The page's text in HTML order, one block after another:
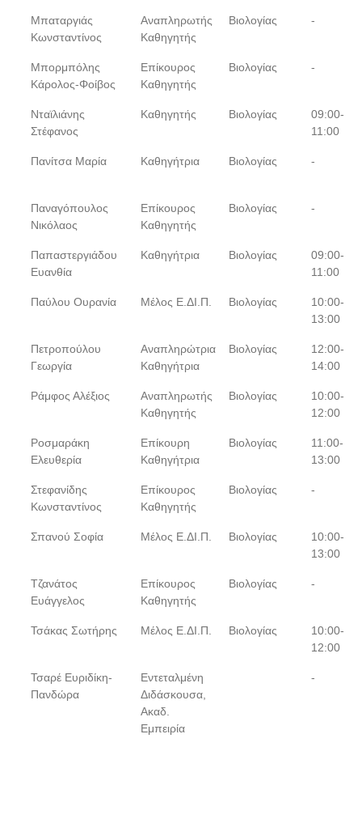
Μπαταργιάς
Κωνσταντίνος
Αναπληρωτής
Καθηγητής
Βιολογίας -
Μπορμπόλης
Κάρολος-Φοίβος
Επίκουρος
Καθηγητής
Βιολογίας -
Νταϊλιάνης
Στέφανος
Καθηγητής Βιολογίας
09:00-
11:00
Πανίτσα Μαρία Καθηγήτρια Βιολογίας -
Παναγόπουλος
Νικόλαος
Επίκουρος
Καθηγητής
Βιολογίας -
Παπαστεργιάδου
Ευανθία
Καθηγήτρια Βιολογίας
09:00-
11:00
Παύλου Ουρανία Μέλος Ε.ΔΙ.Π. Βιολογίας
10:00-
13:00
Πετροπούλου
Γεωργία
Αναπληρώτρια
Καθηγήτρια
Βιολογίας
12:00-
14:00
Ράμφος Αλέξιος
Αναπληρωτής
Καθηγητής
Βιολογίας
10:00-
12:00
Ροσμαράκη
Ελευθερία
Επίκουρη
Καθηγήτρια
Βιολογίας
11:00-
13:00
Στεφανίδης
Κωνσταντίνος
Επίκουρος
Καθηγητής
Βιολογίας -
Σπανού Σοφία Μέλος Ε.ΔΙ.Π. Βιολογίας
10:00-
13:00
Τζανάτος
Ευάγγελος
Επίκουρος
Καθηγητής
Βιολογίας -
Τσάκας Σωτήρης Μέλος Ε.ΔΙ.Π. Βιολογίας
10:00-
12:00
Τσαρέ Ευριδίκη-
Πανδώρα
Εντεταλμένη
Διδάσκουσα,
Ακαδ.
Εμπειρία
-